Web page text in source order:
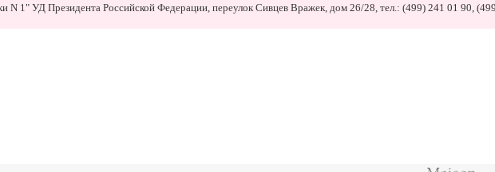
N 1" УД Президента Российской Федерации, переулок Сивцев Вражек, дом 26/28, тел.: (499) 241 01 90,